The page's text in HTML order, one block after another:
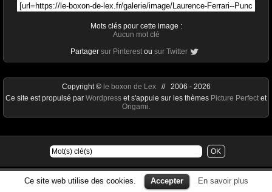
Mots clés pour cette image :
Aucun mot clé
Partager sur Pinterest ou sur Twitter
Ce site web utilise des cookies. Accepter En savoir plus
Copyright © le boxon de Lex// 2006 - 2026
Ce site est propulsé par Wordpress et s'appuie sur les thèmes Picture Perfect et
Origami.